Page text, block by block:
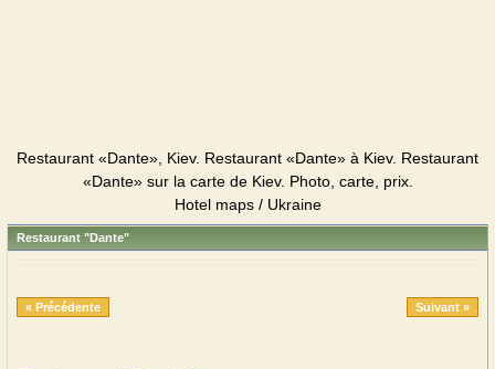
Restaurant «Dante», Kiev. Restaurant «Dante» à Kiev. Restaurant
«Dante» sur la carte de Kiev. Photo, carte, prix.
Hotel maps / Ukraine
Restaurant "Dante"
« Précédente Suivant »